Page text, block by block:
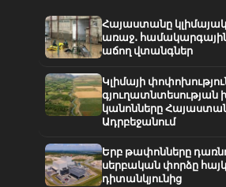
Հայաստանը
առաջ․
աճող վտանգներ
Կլիմայի
գյուղատնտեսության
կանոնները
Ադրբեջանում
Երբ թափոնները
սերբական փորձը
դիտանկյունից